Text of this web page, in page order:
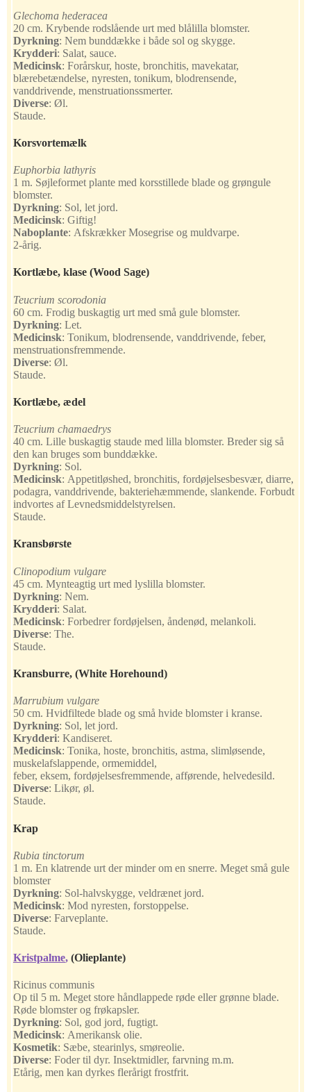
Glechoma hederacea
20 cm. Krybende rodslående urt med blålilla blomster.
Dyrkning: Nem bunddække i både sol og skygge.
Krydderi: Salat, sauce.
Medicinsk: Forårskur, hoste, bronchitis, mavekatar,
blærebetændelse, nyresten, tonikum, blodrensende,
vanddrivende, menstruationssmerter.
Diverse: Øl.
Staude.
Korsvortemælk
Euphorbia lathyris
1 m. Søjleformet plante med korsstillede blade og grøngule
blomster.
Dyrkning: Sol, let jord.
Medicinsk: Giftig!
Naboplante: Afskrækker Mosegrise og muldvarpe.
2-årig.
Kortlæbe, klase (Wood Sage)
Teucrium scorodonia
60 cm. Frodig buskagtig urt med små gule blomster.
Dyrkning: Let.
Medicinsk: Tonikum, blodrensende, vanddrivende, feber,
menstruationsfremmende.
Diverse: Øl.
Staude.
Kortlæbe, ædel
Teucrium chamaedrys
40 cm. Lille buskagtig staude med lilla blomster. Breder sig så
den kan bruges som bunddække.
Dyrkning: Sol.
Medicinsk: Appetitløshed, bronchitis, fordøjelsesbesvær, diarre,
podagra, vanddrivende, bakteriehæmmende, slankende. Forbudt
indvortes af Levnedsmiddelstyrelsen.
Staude.
Kransbørste
Clinopodium vulgare
45 cm. Mynteagtig urt med lyslilla blomster.
Dyrkning: Nem.
Krydderi: Salat.
Medicinsk: Forbedrer fordøjelsen, åndenød, melankoli.
Diverse: The.
Staude.
Kransburre, (White Horehound)
Marrubium vulgare
50 cm. Hvidfiltede blade og små hvide blomster i kranse.
Dyrkning: Sol, let jord.
Krydderi: Kandiseret.
Medicinsk: Tonika, hoste, bronchitis, astma, slimløsende,
muskelafslappende, ormemiddel,
feber, eksem, fordøjelsesfremmende, afførende, helvedesild.
Diverse: Likør, øl.
Staude.
Krap
Rubia tinctorum
1 m. En klatrende urt der minder om en snerre. Meget små gule
blomster
Dyrkning: Sol-halvskygge, veldrænet jord.
Medicinsk: Mod nyresten, forstoppelse.
Diverse: Farveplante.
Staude.
Kristpalme, (Olieplante)
Ricinus communis
Op til 5 m. Meget store håndlappede røde eller grønne blade.
Røde blomster og frøkapsler.
Dyrkning: Sol, god jord, fugtigt.
Medicinsk: Amerikansk olie.
Kosmetik: Sæbe, stearinlys, smøreolie.
Diverse: Foder til dyr. Insektmidler, farvning m.m.
Etårig, men kan dyrkes flerårigt frostfrit.